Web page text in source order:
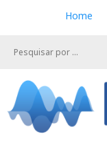
Home